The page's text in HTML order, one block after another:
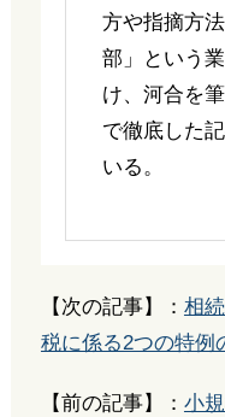
方や指摘方
部」という
け、河合を
で徹底した
いる。
【次の記事】： 相
税に係る2つの特例
【前の記事】： 小